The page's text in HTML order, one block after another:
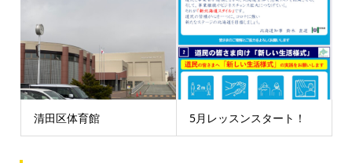
清田区体育館 5月レッスンスタート！